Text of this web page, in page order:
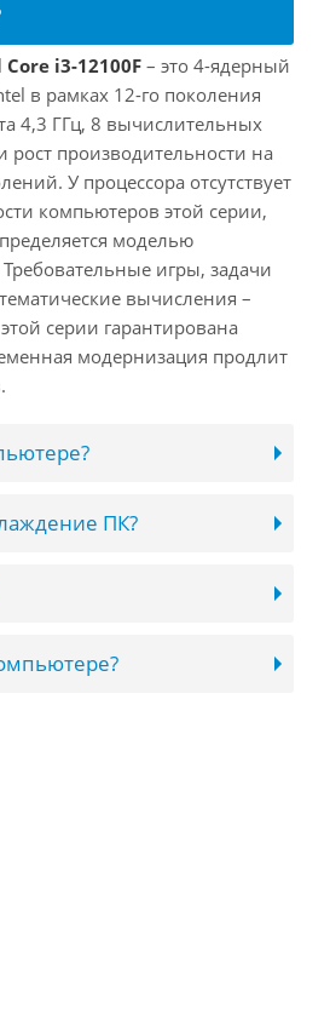
i3-12100F– это 4-ядерный
в рамках 12-го поколения
4,3 ГГц, 8 вычислительных
рост производительности на
У процессора отсутствует
компьютеров этой серии,
моделью
игры, задачи
вычисления –
серии гарантирована
модернизация продлит
ПК?